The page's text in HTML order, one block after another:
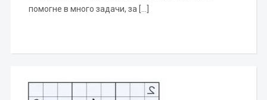
помогне в много задачи, за […]